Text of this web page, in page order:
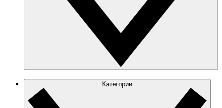
Категории